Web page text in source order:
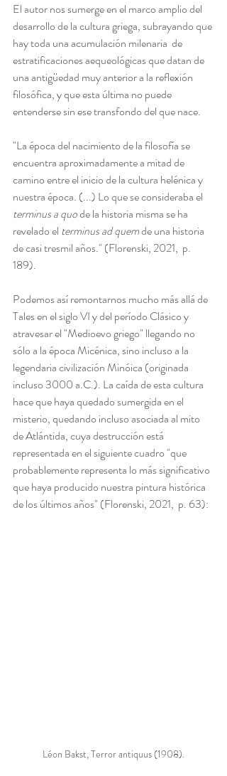
El autor nos sumerge en el marco amplio del
desarrollo de la cultura griega, subrayando que
hay toda una acumulación milenaria  de
estratificaciones aequeológicas que datan de
una antigüedad muy anterior a la reflexión
filosófica, y que esta última no puede
entenderse sin ese transfondo del que nace.
"La época del nacimiento de la filosofía se
encuentra aproximadamente a mitad de
camino entre el inicio de la cultura helénica y
nuestra época. (...) Lo que se consideraba el
terminus a quo de la historia misma se ha
revelado el terminus ad quem de una historia
de casi tresmil años." (Florenski, 2021,  p.
189).
Podemos así remontarnos mucho más allá de
Tales en el siglo VI y del período Clásico y
atravesar el "Medioevo griego" llegando no
sólo a la época Micénica, sino incluso a la
legendaria civilización Minóica (originada
incluso 3000 a.C.). La caída de esta cultura
hace que haya quedado sumergida en el
misterio, quedando incluso asociada al mito
de Atlántida, cuya destrucción está
representada en el siguiente cuadro "que
probablemente representa lo más significativo
que haya producido nuestra pintura histórica
de los últimos años" (Florenski, 2021,  p. 63):
Léon Bakst, Terror antiquus (1908).